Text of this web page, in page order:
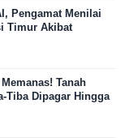
Pengamat Menilai
Timur Akibat
Tanah
Tiba Dipagar Hingga